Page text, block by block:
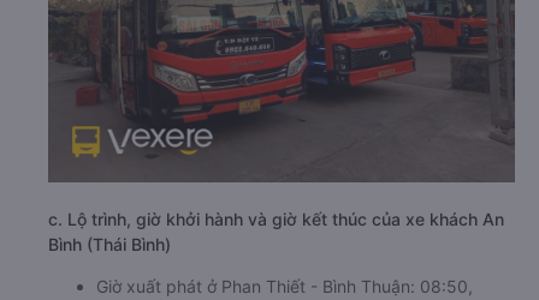
c. Lộ trình, giờ khởi hành và giờ kết thúc của xe khách An
Bình (Thái Bình)
Giờ xuất phát ở Phan Thiết - Bình Thuận: 08:50,